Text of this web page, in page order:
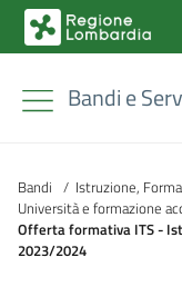
Bandi e
Bandi / Istruzione,
Università e formazione
Offerta formativa ITS -
2023/2024